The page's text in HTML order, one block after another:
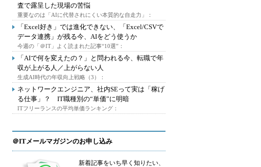
査で露呈した現場の苦悩
重要なのは「AIに代替されにくい本質的な自走力」：
「Excel好き」では進化できない、「Excel/CSVで
データ連携」が残る今、AIをどう使うか
今週の「＠IT」よく読まれた記事“10選”：
「AIで何を変えたの？」と問われる今、転職で年
収が上がる人／上がらない人
生成AI時代の年収向上戦略（3）：
ネットワークエンジニア、社内SEって実は「稼げ
る仕事」？ IT職種別の“単価”に明暗
ITフリーランスの平均単価ランキング：
＠ITメールマガジンのお申し込み
新着記事をいち早く知りたい、